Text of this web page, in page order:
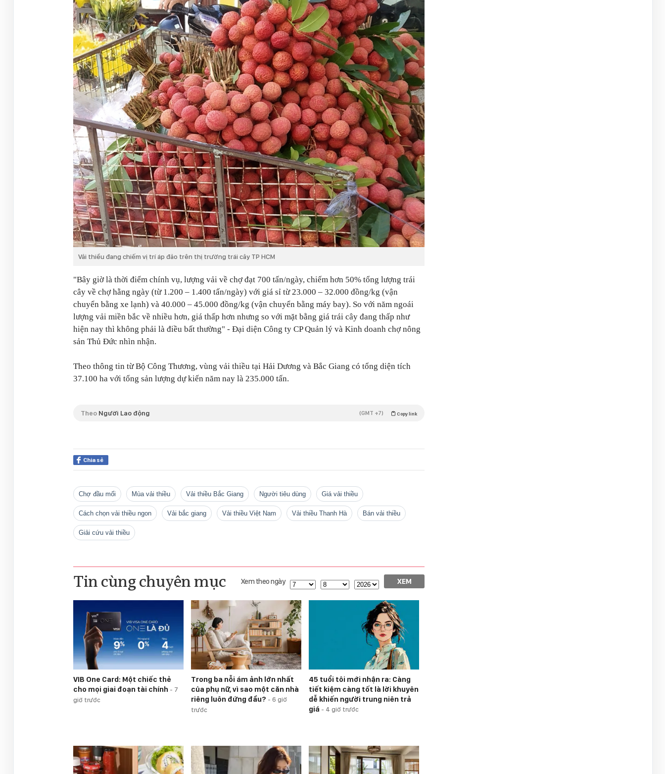
Vải thiều đang chiếm vị trí áp đảo trên thị trường trái cây TP HCM
"Bây giờ là thời điểm chính vụ, lượng vải về chợ đạt 700 tấn/ngày, chiếm hơn 50% tổng lượng trái
cây về chợ hằng ngày (từ 1.200 – 1.400 tấn/ngày) với giá sỉ từ 23.000 – 32.000 đồng/kg (vận
chuyển bằng xe lạnh) và 40.000 – 45.000 đồng/kg (vận chuyển bằng máy bay). So với năm ngoái
lượng vải miền bắc về nhiều hơn, giá thấp hơn nhưng so với mặt bằng giá trái cây đang thấp như
hiện nay thì không phải là điều bất thường" - Đại diện Công ty CP Quản lý và Kinh doanh chợ nông
sản Thủ Đức nhìn nhận.
Theo thông tin từ Bộ Công Thương, vùng vải thiều tại Hải Dương và Bắc Giang có tổng diện tích
37.100 ha với tổng sản lượng dự kiến năm nay là 235.000 tấn.
Theo Người Lao động Copy link
(GMT +7)
Chia sẻ
chợ đầu mối mùa vải thiều vải thiều Bắc Giang người tiêu dùng giá vải thiều
cách chọn vải thiều ngon vải bắc giang Vải thiều Việt Nam vải thiều Thanh Hà bán vải thiều
Giải cứu vải thiều
Tin cùng chuyên mục Xem theo ngày XEM
VIB One Card: Một chiếc thẻ
cho mọi giai đoạn tài chính - 7
giờ trước
Trong ba nỗi ám ảnh lớn nhất
của phụ nữ, vì sao một căn nhà
riêng luôn đứng đầu? - 6 giờ
trước
45 tuổi tôi mới nhận ra: Càng
tiết kiệm càng tốt là lời khuyên
dễ khiến người trung niên trả
giá - 4 giờ trước